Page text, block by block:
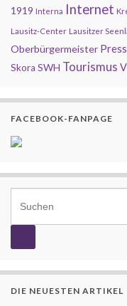
1919 Interna Internet
Lausitz-Center Lausitzer
Oberbürgermeister
Skora SWH Tourismus
FACEBOOK-FANPAGE
DIE NEUESTEN ARTIKEL